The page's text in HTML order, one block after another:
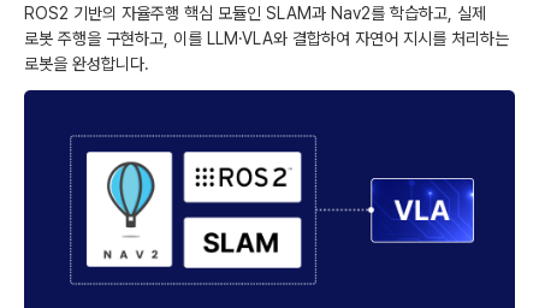
ROS2 기반의 자율주행 핵심 모듈인 SLAM과 Nav2를 학습하고, 실제
로봇 주행을 구현하고, 이를 LLM·VLA와 결합하여 자연어 지시를 처리하는
로봇을 완성합니다.